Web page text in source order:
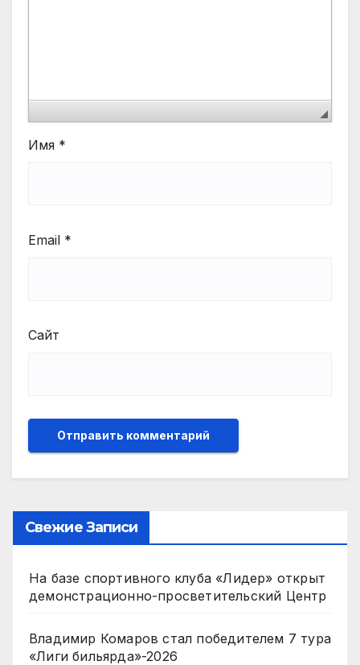
Имя *
Email *
Сайт
Свежие Записи
На базе спортивного клуба «Лидер» открыт
демонстрационно-просветительский Центр
Владимир Комаров стал победителем 7 тура
«Лиги бильярда»-2026